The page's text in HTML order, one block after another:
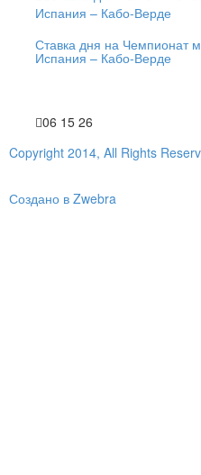
Ставка дня на Чемпионат
Испания – Кабо-Верде
06 15 26
Copyright 2014, All Rights
Создано в Zwebra